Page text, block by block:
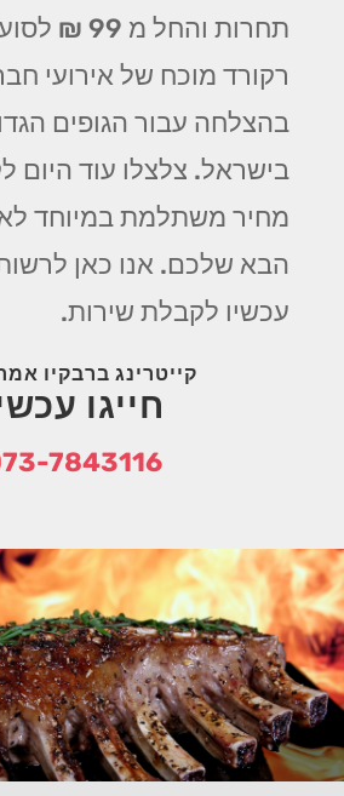
תחרות והחל מ
רקורד מוכח של אירועי
בהצלחה עבור הגופים
בישראל. צלצלו עוד
מחיר משתלמת במיוחד
הבא שלכם. אנו כאן
עכשיו לקבלת שירות.
קייטרינג ברבקיו
חייגו
7843116